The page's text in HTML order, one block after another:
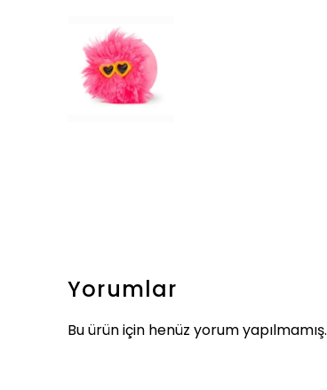
Yorumlar
Bu ürün için henüz yorum yapılmamış.